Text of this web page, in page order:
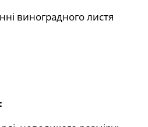
виноградного листя